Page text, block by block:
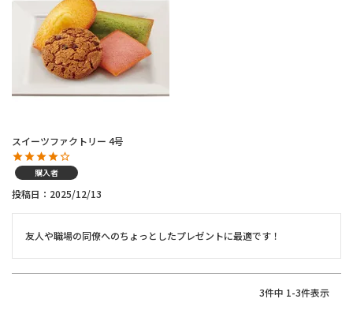
スイーツファクトリー 4号
購入者
投稿日 2025/12/13
友人や職場の同僚へのちょっとしたプレゼントに最適です！
3件中 1-3件表示